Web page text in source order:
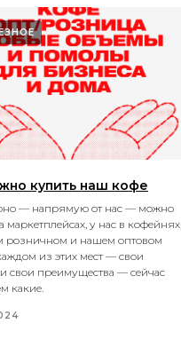
купить наш кофе
— напрямую от нас — можно
маркетплейсах, у нас в кофейнях,
розничном и нашем оптовом
из этих мест — свои
свои преимущества — сейчас
какие.